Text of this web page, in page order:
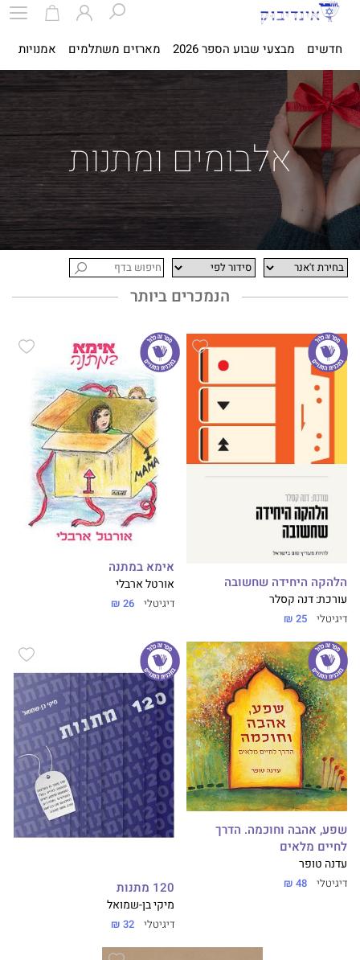
חדשים מבצעי שבוע הספר 2026 מארזים משתלמים אמנויות
אלבומים ומתנות
הנמכרים ביותר
הלהקה היחידה שחשובה
עורכת: דנה קסלר
דיגיטלי 25 ₪
אימא במתנה
אורטל ארבלי
דיגיטלי 26 ₪
שפע, אהבה וחוכמה. הדרך
לחיים מלאים
עדנה טופר
דיגיטלי 48 ₪ 120 מתנות
מיקי בן-שמואל
דיגיטלי 32 ₪